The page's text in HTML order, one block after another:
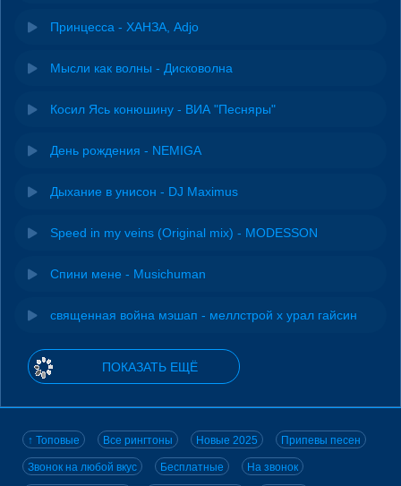
Принцесса - ХАНЗА, Adjo
Мысли как волны - Дисковолна
Косил Ясь конюшину - ВИА "Песняры"
День рождения - NEMIGA
Дыхание в унисон - DJ Maximus
Speed in my veins (Original mix) - MODESSON
Спини мене - Musichuman
священная война мэшап - меллстрой х урал гайсин
ПОКАЗАТЬ ЕЩЁ
↑ Топовые Все рингтоны Новые 2025 Припевы песен
Звонок на любой вкус Бесплатные На звонок